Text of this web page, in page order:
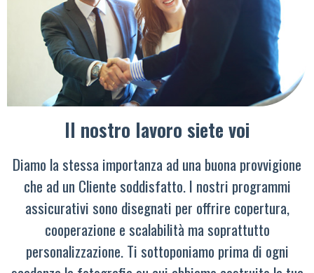
Il nostro lavoro siete voi
Diamo la stessa importanza ad una buona provvigione
che ad un Cliente soddisfatto. I nostri programmi
assicurativi sono disegnati per offrire copertura,
cooperazione e scalabilità ma soprattutto
personalizzazione. Ti sottoponiamo prima di ogni